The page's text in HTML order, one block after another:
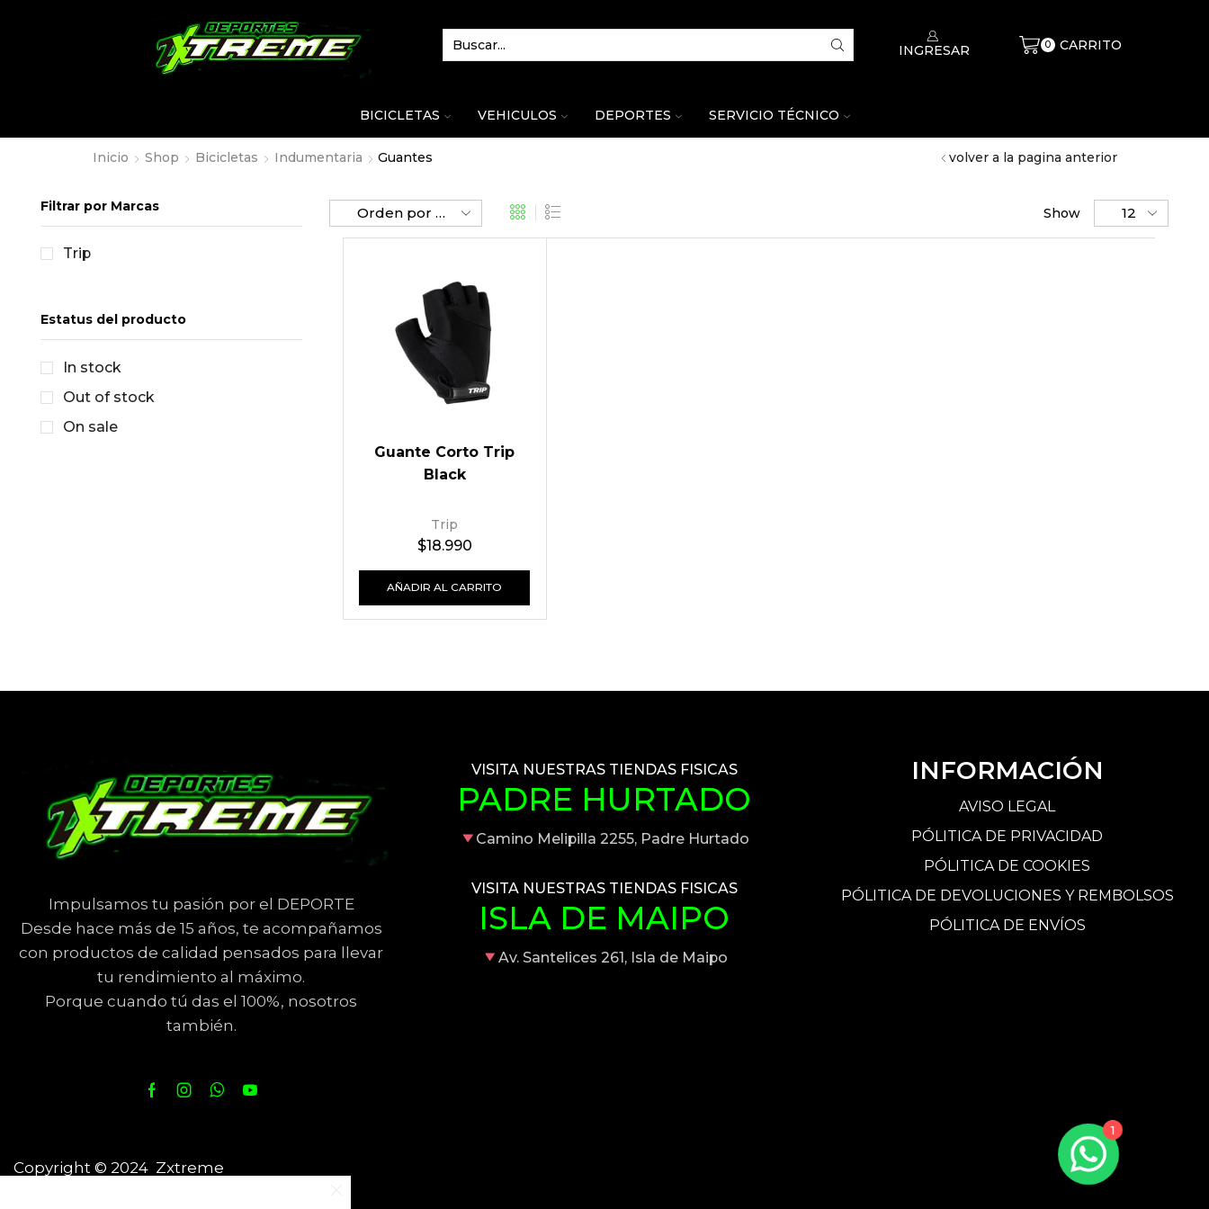
INGRESAR 0 CARRITO
BICICLETAS VEHICULOS DEPORTES SERVICIO TÉCNICO
Inicio Shop Bicicletas Indumentaria Guantes volver a la pagina anterior
Show
Guante Corto Trip
Black
Trip
$18.990
AÑADIR AL CARRITO
Filtrar por Marcas
Trip
Estatus del producto
In stock
Out of stock
On sale
Impulsamos tu pasión por el DEPORTE
Desde hace más de 15 años, te acompañamos
con productos de calidad pensados para llevar
tu rendimiento al máximo.
Porque cuando tú das el 100%, nosotros
también.
VISITA NUESTRAS TIENDAS FISICAS
PADRE HURTADO
Camino Melipilla 2255, Padre Hurtado
VISITA NUESTRAS TIENDAS FISICAS
ISLA DE MAIPO
Av. Santelices 261, Isla de Maipo
INFORMACIÓN
AVISO LEGAL
PÓLITICA DE PRIVACIDAD
PÓLITICA DE COOKIES
PÓLITICA DE DEVOLUCIONES Y REMBOLSOS
PÓLITICA DE ENVÍOS
Copyright © 2024 Zxtreme
1